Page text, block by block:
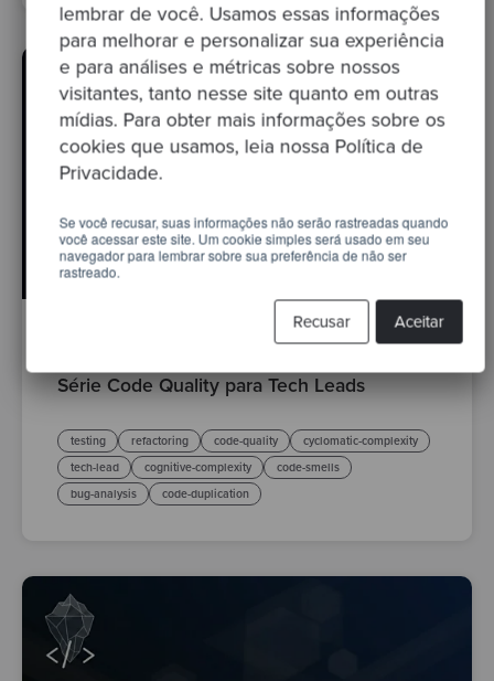
lembrar de você. Usamos essas informações
para melhorar e personalizar sua experiência
e para análises e métricas sobre nossos
visitantes, tanto nesse site quanto em outras
mídias. Para obter mais informações sobre os
cookies que usamos, leia nossa Política de
Privacidade.
Se você recusar, suas informações não serão rastreadas quando
você acessar este site. Um cookie simples será usado em seu
navegador para lembrar sobre sua preferência de não ser
rastreado.
Aceitar
Recusar
02 mai. 2026
Série Code Quality para Tech Leads
testing refactoring code-quality
cyclomatic-complexity
tech-lead
cognitive-complexity
code-smells
bug-analysis
code-duplication